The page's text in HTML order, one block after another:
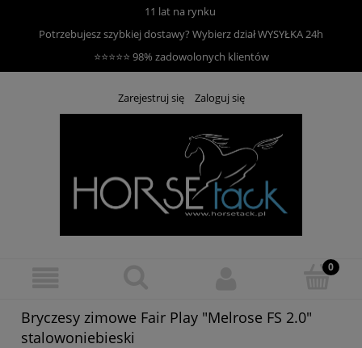
11 lat na rynku
Potrzebujesz szybkiej dostawy? Wybierz działWYSYŁKA 24h
⭐⭐⭐⭐⭐ 98% zadowolonych klientów
Zarejestruj się Zaloguj się
Bryczesy zimowe Fair Play "Melrose FS 2.0"
stalowoniebieski